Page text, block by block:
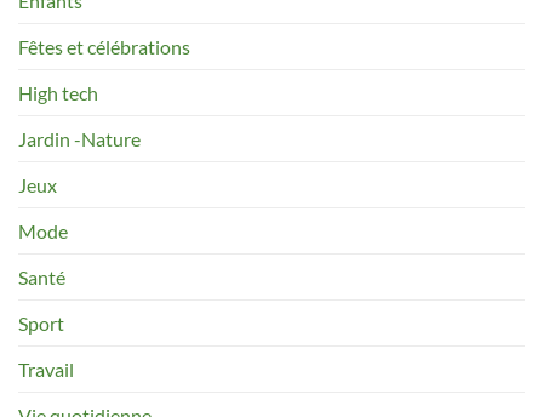
Fêtes et célébrations
High tech
Jardin -Nature
Jeux
Mode
Santé
Sport
Travail